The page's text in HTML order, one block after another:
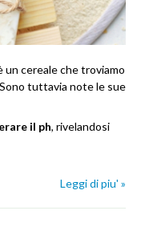
un cereale che troviamo
tuttavia note le sue
il ph, rivelandosi
Leggi di piu' »